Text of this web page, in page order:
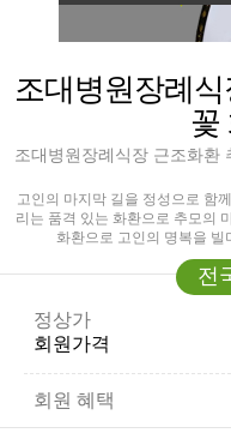
조대병원장례
꽃
조대병원장례식장 근조화환
고인의 마지막 길을 정성으로 함
리는 품격 있는 화환으로 추모의
화환으로 고인의 명복을 빌
전
정상가
회원가격
회원 혜택